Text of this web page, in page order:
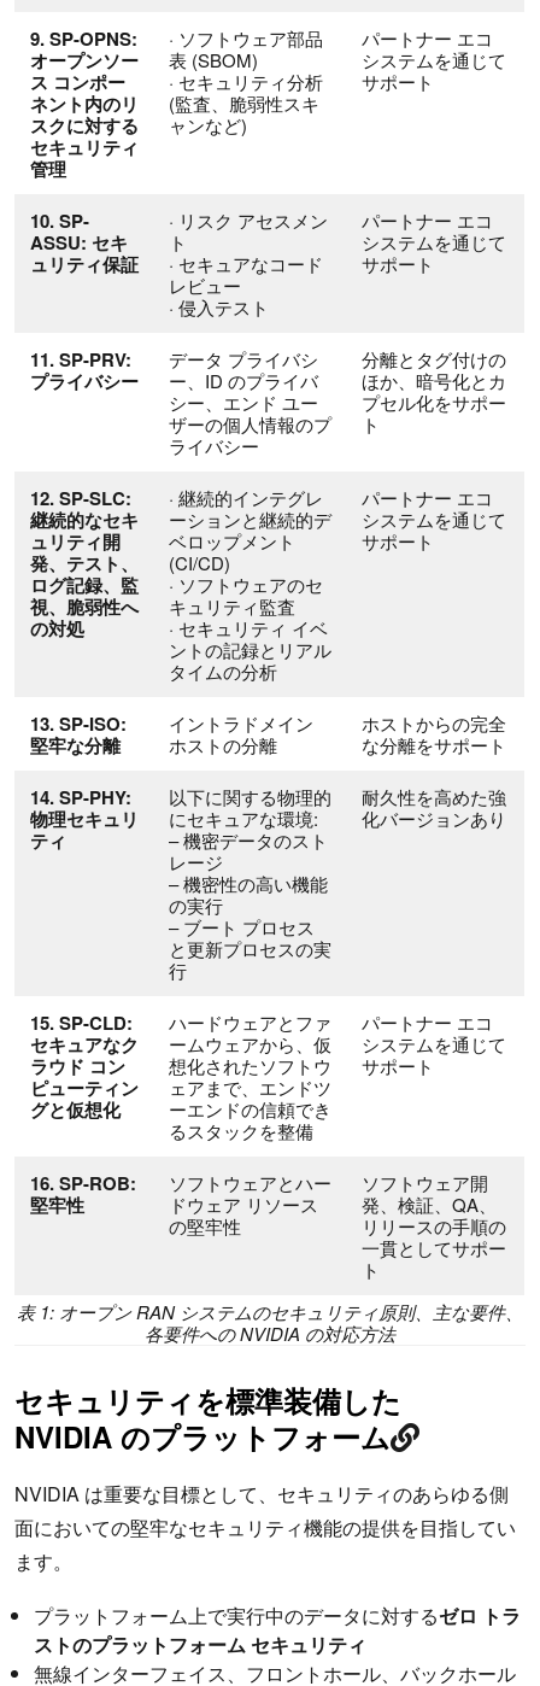
9. SP-OPNS:
オープンソー
ス コンポー
ネント内のリ
スクに対する
セキュリティ
管理
· ソフトウェア部品
表 (SBOM)
· セキュリティ分析
(監査、脆弱性スキ
ャンなど)
パートナー エコ
システムを通じて
サポート
10. SP-
ASSU: セキ
ュリティ保証
· リスク アセスメン
ト
· セキュアなコード
レビュー
· 侵入テスト
パートナー エコ
システムを通じて
サポート
11. SP-PRV:
プライバシー
データ プライバシ
ー、ID のプライバ
シー、エンド ユー
ザーの個人情報のプ
ライバシー
分離とタグ付けの
ほか、暗号化とカ
プセル化をサポー
ト
12. SP-SLC:
継続的なセキ
ュリティ開
発、テスト、
ログ記録、監
視、脆弱性へ
の対処
· 継続的インテグレ
ーションと継続的デ
ベロップメント
(CI/CD)
· ソフトウェアのセ
キュリティ監査
· セキュリティ イベ
ントの記録とリアル
タイムの分析
パートナー エコ
システムを通じて
サポート
13. SP-ISO:
堅牢な分離
イントラドメイン
ホストの分離
ホストからの完全
な分離をサポート
14. SP-PHY:
物理セキュリ
ティ
以下に関する物理的
にセキュアな環境:
– 機密データのスト
レージ
– 機密性の高い機能
の実行
– ブート プロセス
と更新プロセスの実
行
耐久性を高めた強
化バージョンあり
15. SP-CLD:
セキュアなク
ラウド コン
ピューティン
グと仮想化
ハードウェアとファ
ームウェアから、仮
想化されたソフトウ
ェアまで、エンドツ
ーエンドの信頼でき
るスタックを整備
パートナー エコ
システムを通じて
サポート
16. SP-ROB:
堅牢性
ソフトウェアとハー
ドウェア リソース
の堅牢性
ソフトウェア開
発、検証、QA、
リリースの手順の
一貫としてサポー
ト
表 1: オープン RAN システムのセキュリティ原則、主な要件、
各要件への NVIDIA の対応方法
セキュリティを標準装備した
NVIDIA のプラットフォーム
NVIDIA は重要な目標として、セキュリティのあらゆる側
面においての堅牢なセキュリティ機能の提供を目指してい
ます。
プラットフォーム上で実行中のデータに対するゼロ トラ
ストのプラットフォーム セキュリティ
無線インターフェイス、フロントホール、バックホール